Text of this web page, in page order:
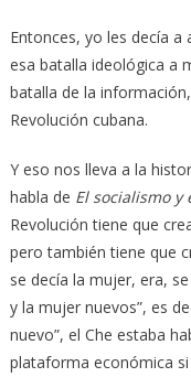
Entonces, yo les decía
esa batalla ideológica a
batalla de la
Revolución cubana.
Y eso nos lleva a la
habla de El socialismo y
Revolución tiene que
pero también tiene que
se decía la mujer, era,
y la mujer nuevos”, es
nuevo”, el Che estaba
plataforma económica